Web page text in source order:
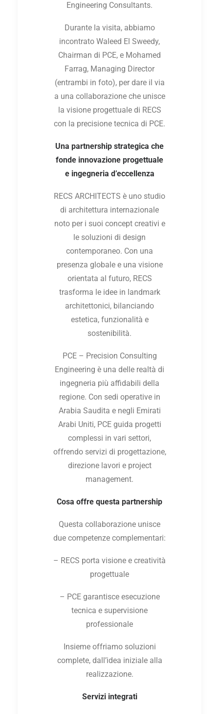
Engineering Consultants.
Durante la visita, abbiamo
incontrato Waleed El Sweedy,
Chairman di PCE, e Mohamed
Farrag, Managing Director
(entrambi in foto), per dare il via
a una collaborazione che unisce
la visione progettuale di RECS
con la precisione tecnica di PCE.
Una partnership strategica che
fonde innovazione progettuale
e ingegneria d’eccellenza
RECS ARCHITECTS è uno studio
di architettura internazionale
noto per i suoi concept creativi e
le soluzioni di design
contemporaneo. Con una
presenza globale e una visione
orientata al futuro, RECS
trasforma le idee in landmark
architettonici, bilanciando
estetica, funzionalità e
sostenibilità.
PCE – Precision Consulting
Engineering è una delle realtà di
ingegneria più affidabili della
regione. Con sedi operative in
Arabia Saudita e negli Emirati
Arabi Uniti, PCE guida progetti
complessi in vari settori,
offrendo servizi di progettazione,
direzione lavori e project
management.
Cosa offre questa partnership
Questa collaborazione unisce
due competenze complementari:
– RECS porta visione e creatività
progettuale
– PCE garantisce esecuzione
tecnica e supervisione
professionale
Insieme offriamo soluzioni
complete, dall’idea iniziale alla
realizzazione.
Servizi integrati